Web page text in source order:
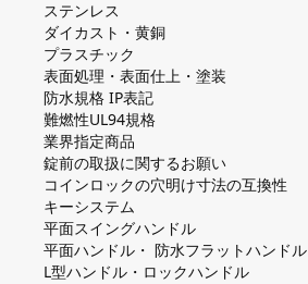
ステンレス
ダイカスト・⻩銅
プラスチック
表面処理・表面仕上・塗装
防⽔規格 IP表記
難燃性UL94規格
業界指定商品
錠前の取扱に関するお願い
コインロックの⽳明け⼨法の互換性
キーシステム
平⾯スイングハンドル
平⾯ハンドル・ 防⽔フラットハンドル
L型ハンドル・ロックハンドル